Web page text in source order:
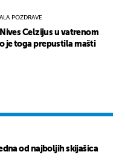
POZDRAVE
Celzijus u vatrenom
je toga prepustila mašti
od najboljih skijašica